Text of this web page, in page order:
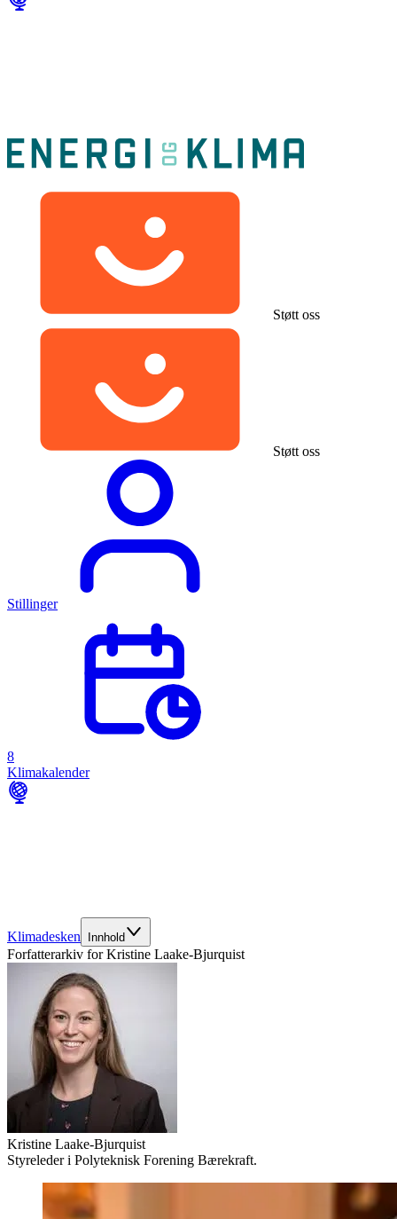
Støtt oss
Støtt oss
Stillinger
8
Klimakalender
Klimadesken Innhold
Forfatterarkiv forKristine Laake-Bjurquist
Kristine Laake-Bjurquist
Styreleder i Polyteknisk Forening Bærekraft.